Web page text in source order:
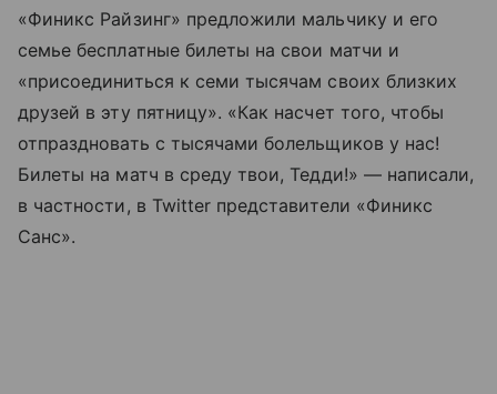
«Финикс Райзинг» предложили мальчику и его
семье бесплатные билеты на свои матчи и
«присоединиться к семи тысячам своих близких
друзей в эту пятницу». «Как насчет того, чтобы
отпраздновать с тысячами болельщиков у нас!
Билеты на матч в среду твои, Тедди!» — написали,
в частности, в Twitter представители «Финикс
Санс».